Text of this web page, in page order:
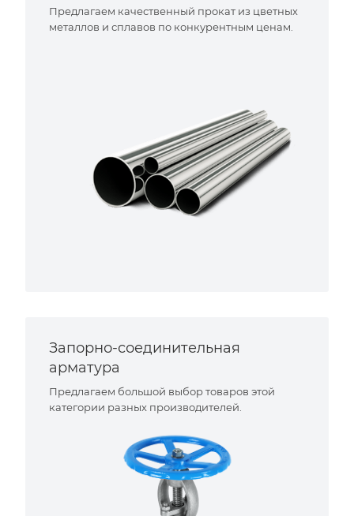
Предлагаем качественный прокат из цветных
металлов и сплавов по конкурентным ценам.
Запорно-соединительная
арматура
Предлагаем большой выбор товаров этой
категории разных производителей.